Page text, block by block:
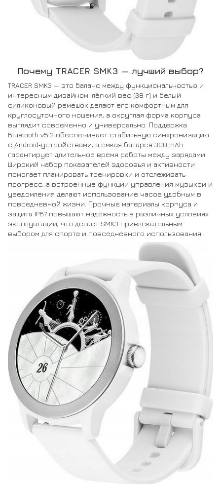
Почему TRACER SMK3 — лучший выбор?
TRACER SMK3 — это баланс между функциональностью и
интересным дизайном: лёгкий вес (38 г) и белый
силиконовый ремешок делают его комфортным для
круглосуточного ношения, а округлая форма корпуса
выглядит современно и универсально. Поддержка
Bluetooth v5.3 обеспечивает стабильную синхронизацию
с Android‑устройствами, а ёмкая батарея 300 mAh
гарантирует длительное время работы между зарядами.
Широкий набор показателей здоровья и активности
помогает планировать тренировки и отслеживать
прогресс, а встроенные функции управления музыкой и
уведомления делают использование часов удобным в
повседневной жизни. Прочные материалы корпуса и
защита IP67 повышают надёжность в различных условиях
эксплуатации, что делает SMK3 привлекательным
выбором для спорта и повседневного использования.